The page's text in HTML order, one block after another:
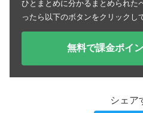
ひとまとめに分かるまとめられた
ったら以下のボタンをクリックし
無料で課金ポイ
シェア